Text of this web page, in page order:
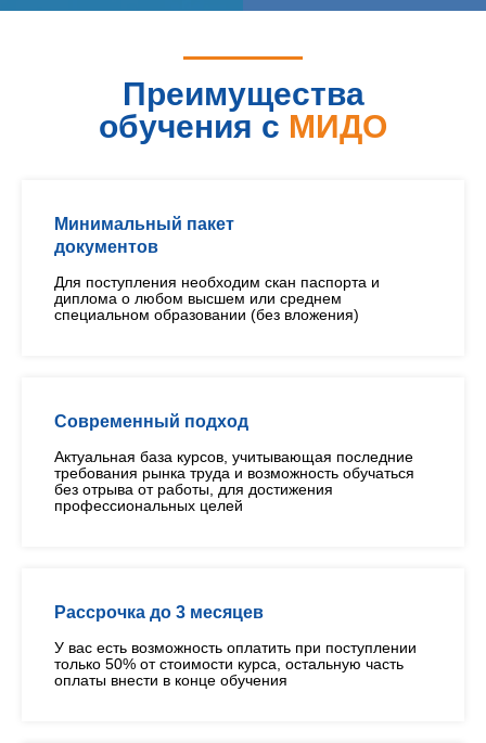
Преимущества
обучения с МИДО
Минимальный пакет
документов
Для поступления необходим скан паспорта и
диплома о любом высшем или среднем
специальном образовании (без вложения)
Современный подход
Актуальная база курсов, учитывающая последние
требования рынка труда и возможность обучаться
без отрыва от работы, для достижения
профессиональных целей
Рассрочка до 3 месяцев
У вас есть возможность оплатить при поступлении
только 50% от стоимости курса, остальную часть
оплаты внести в конце обучения